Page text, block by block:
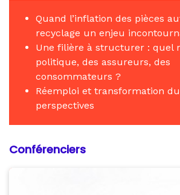
Quand l’inflation des pièces
recyclage un enjeu
Une filière à structurer : quel
politique, des assureurs, des
consommateurs ?
Réemploi et transformation
perspectives
Conférenciers